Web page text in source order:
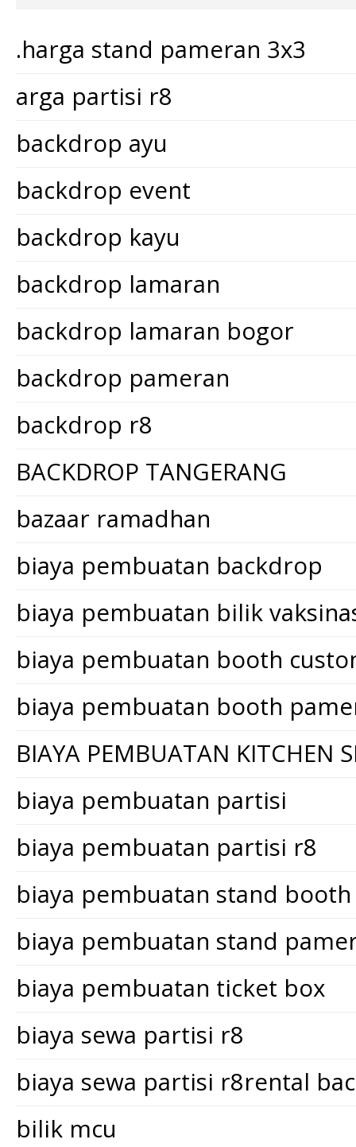
.harga stand pameran 3x3
arga partisi r8
backdrop ayu
backdrop event
backdrop kayu
backdrop lamaran
backdrop lamaran bogor
backdrop pameran
backdrop r8
BACKDROP TANGERANG
bazaar ramadhan
biaya pembuatan backdrop
biaya pembuatan bilik
biaya pembuatan booth
biaya pembuatan booth
BIAYA PEMBUATAN KITCHEN
biaya pembuatan partisi
biaya pembuatan partisi r8
biaya pembuatan stand booth
biaya pembuatan stand
biaya pembuatan ticket box
biaya sewa partisi r8
biaya sewa partisi r8rental
bilik mcu